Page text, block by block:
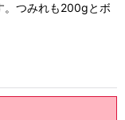
。つみれも200gとボ